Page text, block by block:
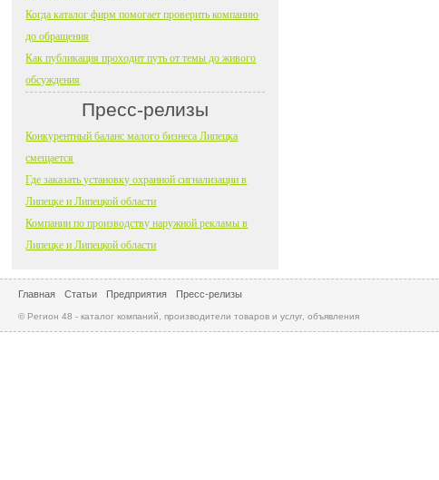
Когда каталог фирм помогает проверить компанию
до обращения
Как публикация проходит путь от темы до живого
обсуждения
Пресс-релизы
Конкурентный баланс малого бизнеса Липецка
смещается
Где заказать установку охранной сигнализации в
Липецке и Липецкой области
Компании по производству наружной рекламы в
Липецке и Липецкой области
Главная Статьи Предприятия Пресс-релизы
© Регион 48 - каталог компаний, производители товаров и услуг, объявления